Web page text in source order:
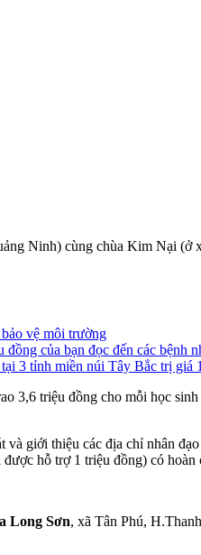
Ninh) cùng chùa Kim Nại (ở
vệ môi trường
của bạn đọc đến các bệnh
3 tỉnh miền núi Tây Bắc trị giá
3,6 triệu đồng cho mỗi học
và giới thiệu các địa chỉ nhân
hỗ trợ 1 triệu đồng) có hoàn
Long Sơn, xã Tân Phú,